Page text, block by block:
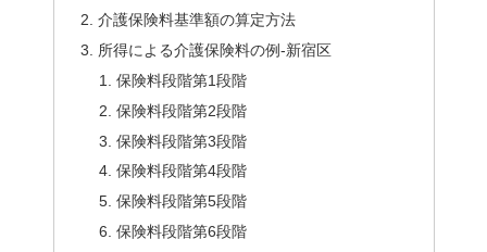
介護保険料基準額の算定方法
所得による介護保険料の例-新宿区
保険料段階第1段階
保険料段階第2段階
保険料段階第3段階
保険料段階第4段階
保険料段階第5段階
保険料段階第6段階